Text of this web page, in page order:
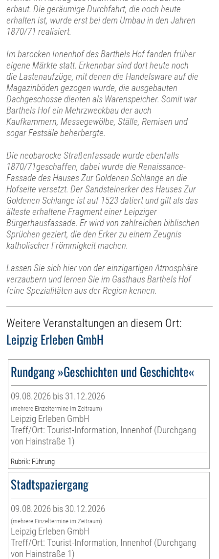
erbaut. Die geräumige Durchfahrt, die noch heute
erhalten ist, wurde erst bei dem Umbau in den Jahren
1870/71 realisiert.
Im barocken Innenhof des Barthels Hof fanden früher
eigene Märkte statt. Erkennbar sind dort heute noch
die Lastenaufzüge, mit denen die Handelsware auf die
Magazinböden gezogen wurde, die ausgebauten
Dachgeschosse dienten als Warenspeicher. Somit war
Barthels Hof ein Mehrzweckbau der auch
Kaufkammern, Messegewölbe, Ställe, Remisen und
sogar Festsäle beherbergte.
Die neobarocke Straßenfassade wurde ebenfalls
1870/71geschaffen, dabei wurde die Renaissance-
Fassade des Hauses Zur Goldenen Schlange an die
Hofseite versetzt. Der Sandsteinerker des Hauses Zur
Goldenen Schlange ist auf 1523 datiert und gilt als das
älteste erhaltene Fragment einer Leipziger
Bürgerhausfassade. Er wird von zahlreichen biblischen
Sprüchen geziert, die den Erker zu einem Zeugnis
katholischer Frömmigkeit machen.
Lassen Sie sich hier von der einzigartigen Atmosphäre
verzaubern und lernen Sie im Gasthaus Barthels Hof
feine Spezialitäten aus der Region kennen.
Weitere Veranstaltungen an diesem Ort:
Leipzig Erleben GmbH
Rundgang »Geschichten und Geschichte«
09.08.2026 bis 31.12.2026
(mehrere Einzeltermine im Zeitraum)
Leipzig Erleben GmbH
Treff/Ort: Tourist-Information, Innenhof (Durchgang
von Hainstraße 1)
Rubrik: Führung
Stadtspaziergang
09.08.2026 bis 30.12.2026
(mehrere Einzeltermine im Zeitraum)
Leipzig Erleben GmbH
Treff/Ort: Tourist-Information, Innenhof (Durchgang
von Hainstraße 1)